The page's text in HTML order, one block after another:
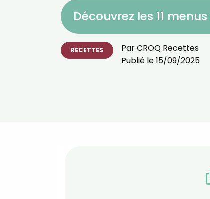
Découvrez les 11 menus
RECETTES ParCROQ Recettes
Publié le15/09/2025